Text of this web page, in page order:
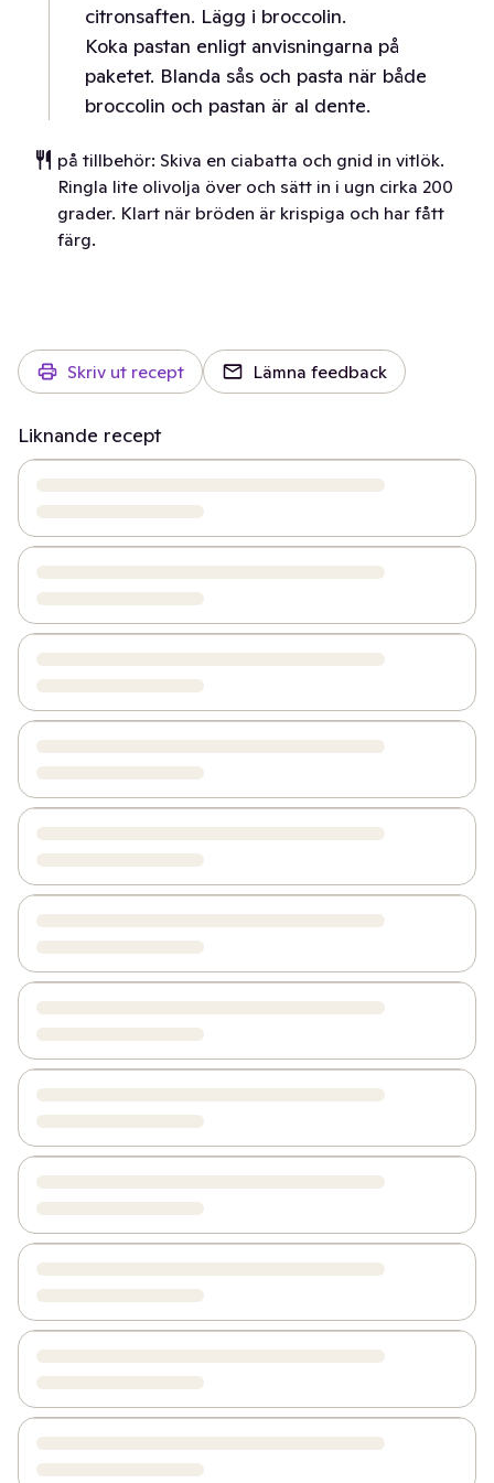
citronsaften. Lägg i broccolin.
Koka pastan enligt anvisningarna på
paketet. Blanda sås och pasta när både
broccolin och pastan är al dente.
på tillbehör: Skiva en ciabatta och gnid in vitlök.
Ringla lite olivolja över och sätt in i ugn cirka 200
grader. Klart när bröden är krispiga och har fått
färg.
Skriv ut recept Lämna feedback
Liknande recept